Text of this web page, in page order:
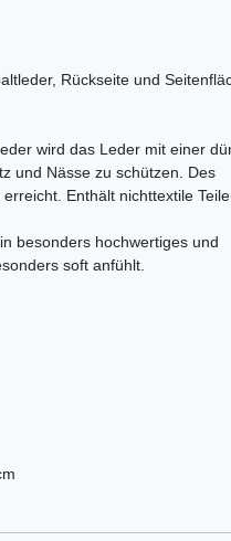
Rückseite und
wird das Leder mit einer
und Nässe zu schützen. Des
Enthält nichttextile Teile
besonders hochwertiges und
soft anfühlt.